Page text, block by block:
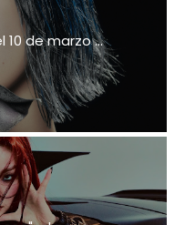
10 de marzo ...